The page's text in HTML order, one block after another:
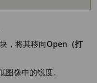
，将其移向Open（打
图像中的锐度。